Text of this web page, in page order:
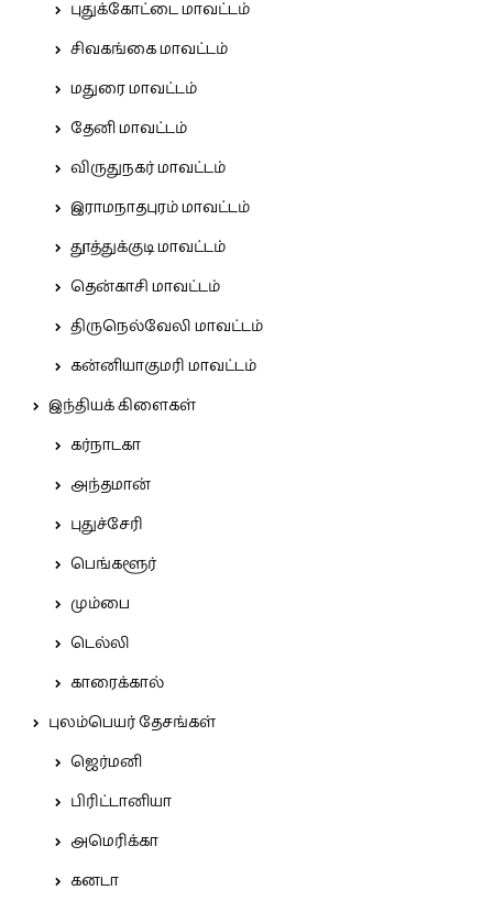
புதுக்கோட்டை மாவட்டம்
சிவகங்கை மாவட்டம்
மதுரை மாவட்டம்
தேனி மாவட்டம்
விருதுநகர் மாவட்டம்
இராமநாதபுரம் மாவட்டம்
தூத்துக்குடி மாவட்டம்
தென்காசி மாவட்டம்
திருநெல்வேலி மாவட்டம்
கன்னியாகுமரி மாவட்டம்
இந்தியக் கிளைகள்
கர்நாடகா
அந்தமான்
புதுச்சேரி
பெங்களூர்
மும்பை
டெல்லி
காரைக்கால்
புலம்பெயர் தேசங்கள்
ஜெர்மனி
பிரிட்டானியா
அமெரிக்கா
கனடா